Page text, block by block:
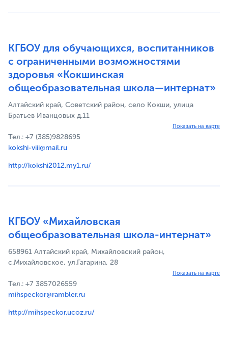
КГБОУ для обучающихся, воспитанников
с ограниченными возможностями
здоровья «Кокшинская
общеобразовательная школа—интернат»
Алтайский край, Советский район, село Кокши, улица
Братьев Иванцовых д.11
Показать на карте
Тел.: +7 (385)9828695
kokshi-viii@mail.ru
http://kokshi2012.my1.ru/
КГБОУ «Михайловская
общеобразовательная школа-интернат»
658961 Алтайский край, Михайловский район,
с.Михайловское, ул.Гагарина, 28
Показать на карте
Тел.: +7 3857026559
mihspeckor@rambler.ru
http://mihspeckor.ucoz.ru/